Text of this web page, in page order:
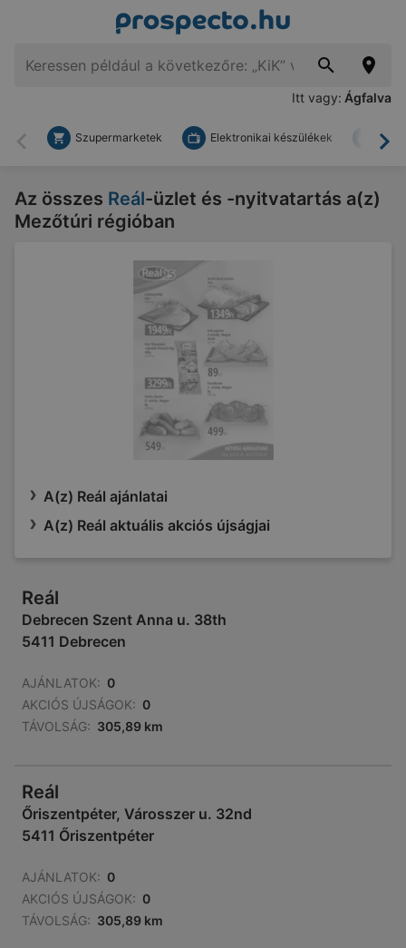
Itt vagy: Ágfalva
Vissza
Szupermarketek Elektronikai készülékek
Az összes Reál-üzlet és -nyitvatartás a(z)
Mezőtúri régióban
A(z) Reál ajánlatai
A(z) Reál aktuális akciós újságjai
Reál
Debrecen Szent Anna u. 38th
5411 Debrecen
AJÁNLATOK: 0
AKCIÓS ÚJSÁGOK: 0
TÁVOLSÁG: 305,89 km
Reál
Őriszentpéter, Városszer u. 32nd
5411 Őriszentpéter
AJÁNLATOK: 0
AKCIÓS ÚJSÁGOK: 0
TÁVOLSÁG: 305,89 km